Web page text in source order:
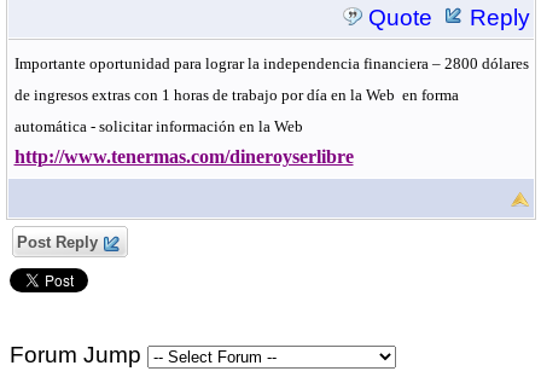
Quote
Reply
Importante oportunidad para lograr la independencia financiera – 2800 dólares
de ingresos extras con 1 horas de trabajo por día en la Web en forma
automática - solicitar información en la Web
http://www.tenermas.com/dineroyserlibre
Post Reply
Forum Jump